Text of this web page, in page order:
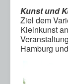
Kornboden
Kontakt
Warenkorb
Kunst und
Ziel dem
Kleinkunst
Hamburg und